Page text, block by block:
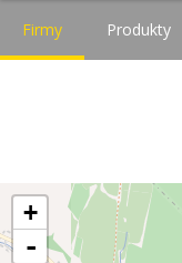
Firmy Produkty
+
-